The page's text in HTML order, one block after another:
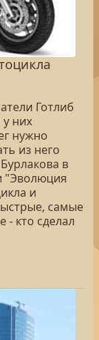
Готлиб
них
нужно
из него
в
"Эволюция
и
самые
кто сделал